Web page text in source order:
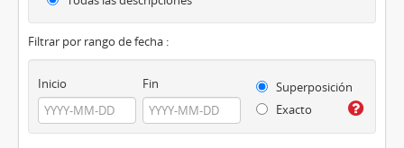
Filtrar por rango de fecha :
Inicio Fin
Superposición
Exacto